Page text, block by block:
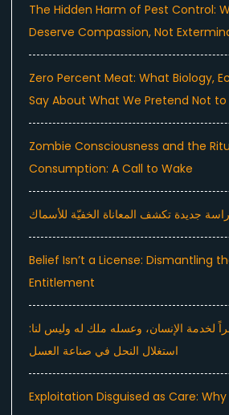
The Hidden Harm of Pest Control:
Deserve Compassion, Not
Zero Percent Meat: What Biology,
Say About What We Pretend Not to
Zombie Consciousness and the
Consumption: A Call to Wake
جديدة تكشف المعاناة الخفيّة للأسماك
Belief Isn’t a License: Dismantling
Entitlement
لخدمة الإنسان، وعسله ملك له وليس لنا:
استغلال النحل في صناعة العسل
Exploitation Disguised as Care: Why